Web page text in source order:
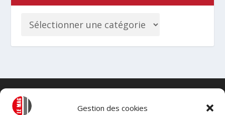
Gestion des cookies